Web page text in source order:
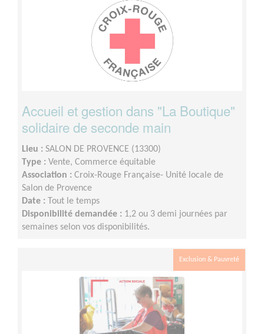
Accueil et gestion dans "La Boutique"
solidaire de seconde main
Lieu : SALON DE PROVENCE (13300)
Type : Vente, Commerce équitable
Association : Croix-Rouge Française- Unité locale de
Salon de Provence
Date : Tout le temps
Disponibilité demandée : 1,2 ou 3 demi journées par
semaines selon vos disponibilités.
Exclusion & Pauvreté